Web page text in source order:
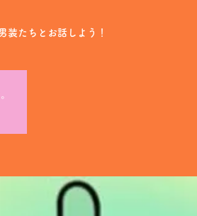
装たちとお話しよう！